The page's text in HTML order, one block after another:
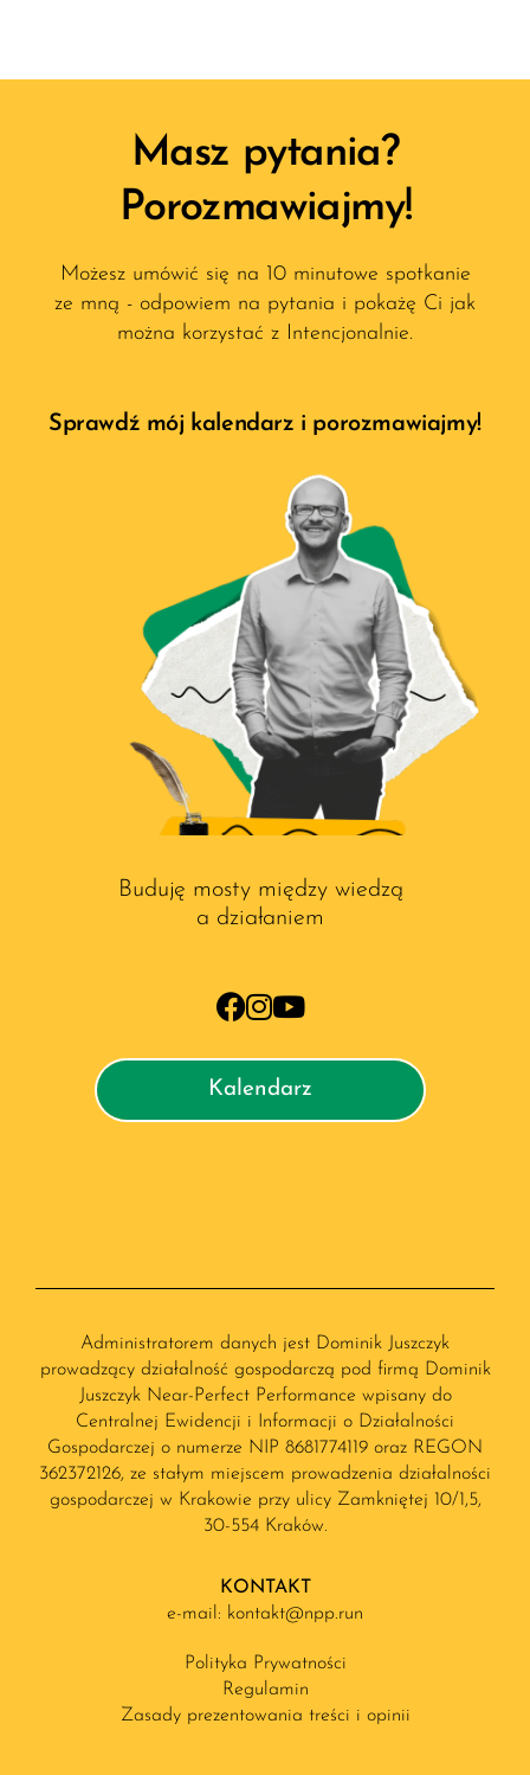
Masz pytania?
Porozmawiajmy!
Możesz umówić się na 10 minutowe spotkanie
ze mną - odpowiem na pytania i pokażę Ci jak
można korzystać z Intencjonalnie.
Sprawdź mój kalendarz i porozmawiajmy!
Buduję mosty między wiedzą
a działaniem
Kalendarz
Administratorem danych jest Dominik Juszczyk
prowadzący działalność gospodarczą pod firmą Dominik
Juszczyk Near-Perfect Performance wpisany do
Centralnej Ewidencji i Informacji o Działalności
Gospodarczej o numerze NIP 8681774119 oraz REGON
362372126, ze stałym miejscem prowadzenia działalności
gospodarczej w Krakowie przy ulicy Zamkniętej 10/1,5,
30-554 Kraków.
KONTAKT
e-mail: kontakt@npp.run
Polityka Prywatności
Regulamin
Zasady prezentowania treści i opinii​